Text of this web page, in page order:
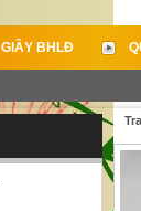
GIẦY BHLĐ